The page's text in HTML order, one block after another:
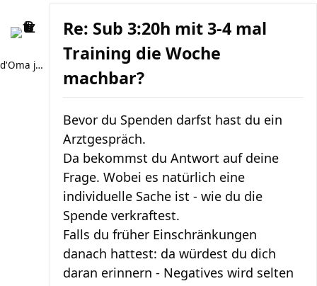
d'Oma joggt
Re: Sub 3:20h mit 3-4 mal
Training die Woche
machbar?
Bevor du Spenden darfst hast du ein
Arztgespräch.
Da bekommst du Antwort auf deine
Frage. Wobei es natürlich eine
individuelle Sache ist - wie du die
Spende verkraftest.
Falls du früher Einschränkungen
danach hattest: da würdest du dich
daran erinnern - Negatives wird selten